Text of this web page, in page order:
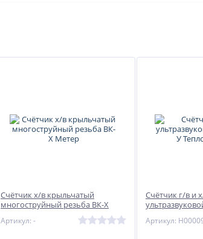
Счётчик х/в крыльчатый
многоструйный резьба ВК-Х
Артикул: -
Счётчик г/в и
Артикул: